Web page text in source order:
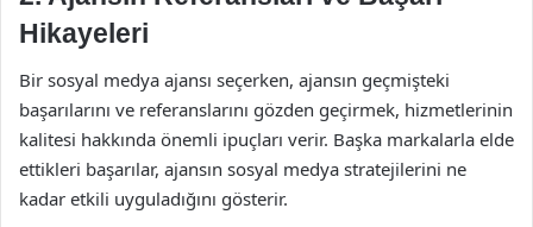
Hikayeleri
Bir sosyal medya ajansı seçerken, ajansın geçmişteki
başarılarını ve referanslarını gözden geçirmek, hizmetlerinin
kalitesi hakkında önemli ipuçları verir. Başka markalarla elde
ettikleri başarılar, ajansın sosyal medya stratejilerini ne
kadar etkili uyguladığını gösterir.